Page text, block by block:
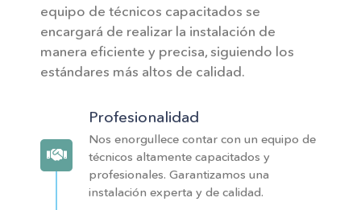
equipo de técnicos capacitados se
encargará de realizar la instalación de
manera eficiente y precisa, siguiendo los
estándares más altos de calidad.
Profesionalidad
Nos enorgullece contar con un equipo de
técnicos altamente capacitados y
profesionales. Garantizamos una
instalación experta y de calidad.